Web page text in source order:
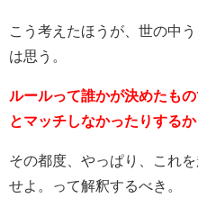
こう考えたほうが、世の中
は思う。
ルールって誰かが決めたも
とマッチしなかったりするか
その都度、やっぱり、これ
せよ。って解釈するべき。